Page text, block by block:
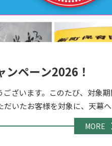
ンペーン2026！
ざいます。このたび、対象期
いたお客様を対象に、天幕
す。 イベント・展示会・販促
MORE